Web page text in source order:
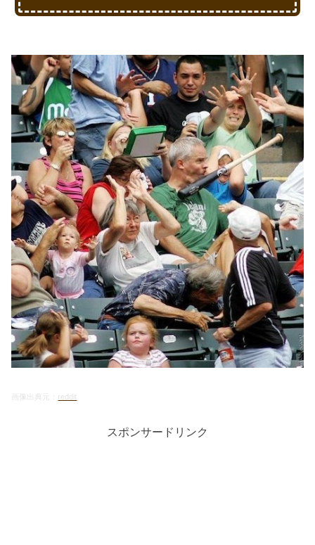
画像出典元： reddit
スポンサードリンク